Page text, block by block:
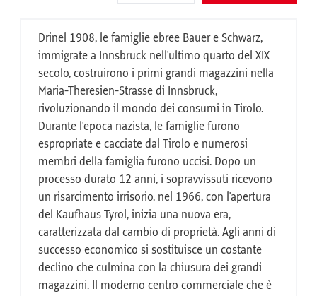
Drinel 1908, le famiglie ebree Bauer e Schwarz,
immigrate a Innsbruck nell'ultimo quarto del XIX
secolo, costruirono i primi grandi magazzini nella
Maria-Theresien-Strasse di Innsbruck,
rivoluzionando il mondo dei consumi in Tirolo.
Durante l'epoca nazista, le famiglie furono
espropriate e cacciate dal Tirolo e numerosi
membri della famiglia furono uccisi. Dopo un
processo durato 12 anni, i sopravvissuti ricevono
un risarcimento irrisorio. nel 1966, con l'apertura
del Kaufhaus Tyrol, inizia una nuova era,
caratterizzata dal cambio di proprietà. Agli anni di
successo economico si sostituisce un costante
declino che culmina con la chiusura dei grandi
magazzini. Il moderno centro commerciale che è